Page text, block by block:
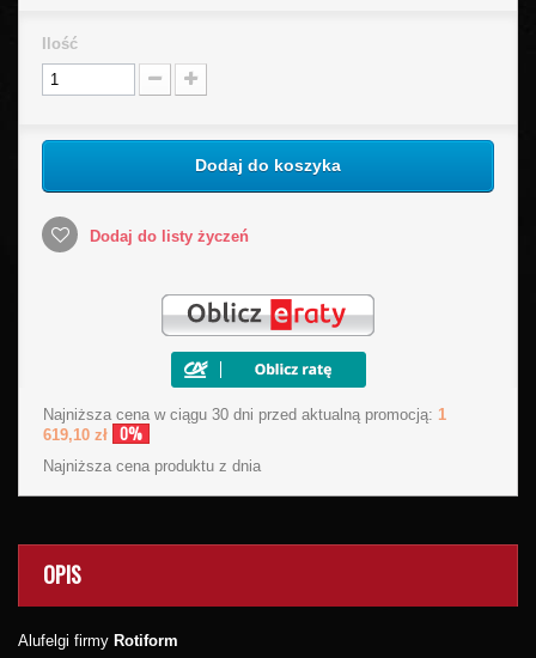
Ilość
Dodaj do koszyka
Dodaj do listy życzeń
Najniższa cena w ciągu 30 dni przed aktualną promocją: 1
619,10 zł
0%
Najniższa cena produktu z dnia
OPIS
Alufelgi firmy Rotiform